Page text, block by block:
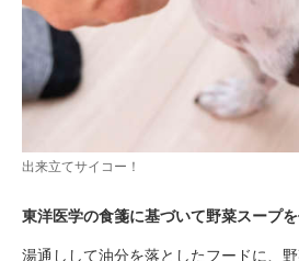
出来立てサイコー！
東洋医学の食箋に基づいて野菜スープ
湯通しして油分を落としたフードに、